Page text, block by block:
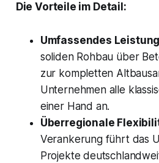
Die Vorteile im Detail:
Umfassendes
soliden Rohbau über
zur kompletten
Unternehmen alle
einer Hand an.
Überregionale
Verankerung führt das
Projekte